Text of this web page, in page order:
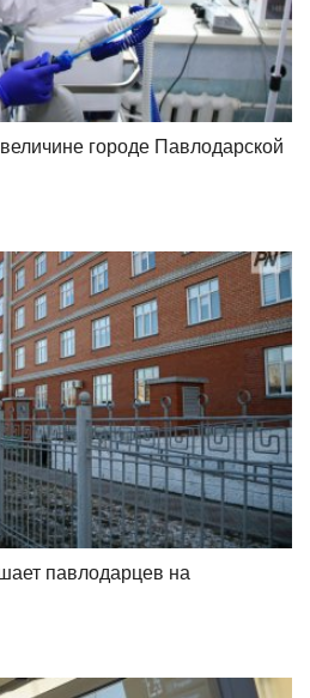
городе Павлодарской
павлодарцев на